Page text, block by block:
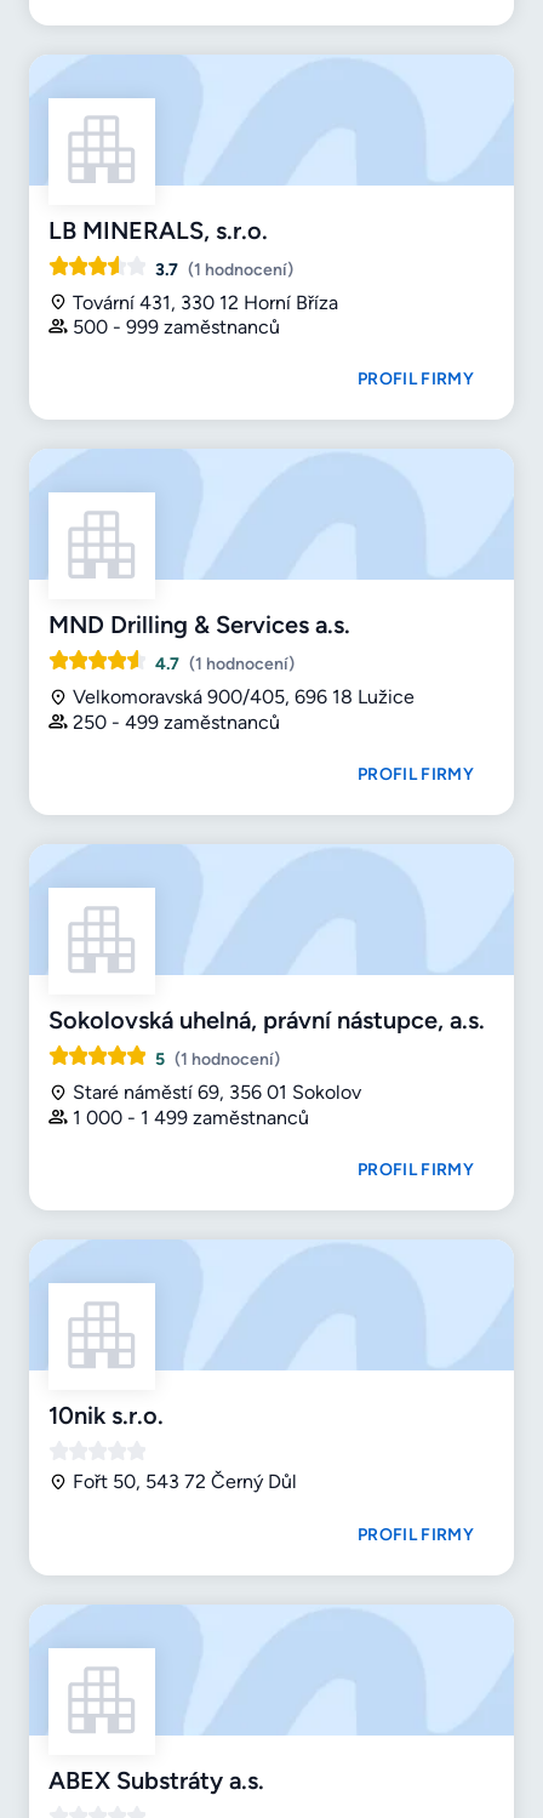
LB MINERALS, s.r.o.
3.7 (1 hodnocení)
Tovární 431, 330 12 Horní Bříza
500 - 999 zaměstnanců
PROFIL FIRMY
MND Drilling & Services a.s.
4.7 (1 hodnocení)
Velkomoravská 900/405, 696 18 Lužice
250 - 499 zaměstnanců
PROFIL FIRMY
Sokolovská uhelná, právní nástupce, a.s.
5 (1 hodnocení)
Staré náměstí 69, 356 01 Sokolov
1 000 - 1 499 zaměstnanců
PROFIL FIRMY
10nik s.r.o.
Fořt 50, 543 72 Černý Důl
PROFIL FIRMY
ABEX Substráty a.s.